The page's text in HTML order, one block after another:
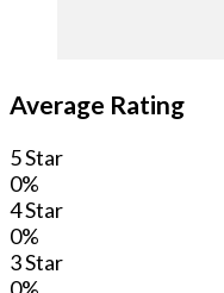
Average Rating
5 Star
0%
4 Star
0%
3 Star